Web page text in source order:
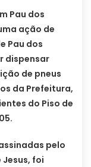
Pau dos
ação de
Pau dos
dispensar
de pneus
da Prefeitura,
do Piso de
pelo
foi